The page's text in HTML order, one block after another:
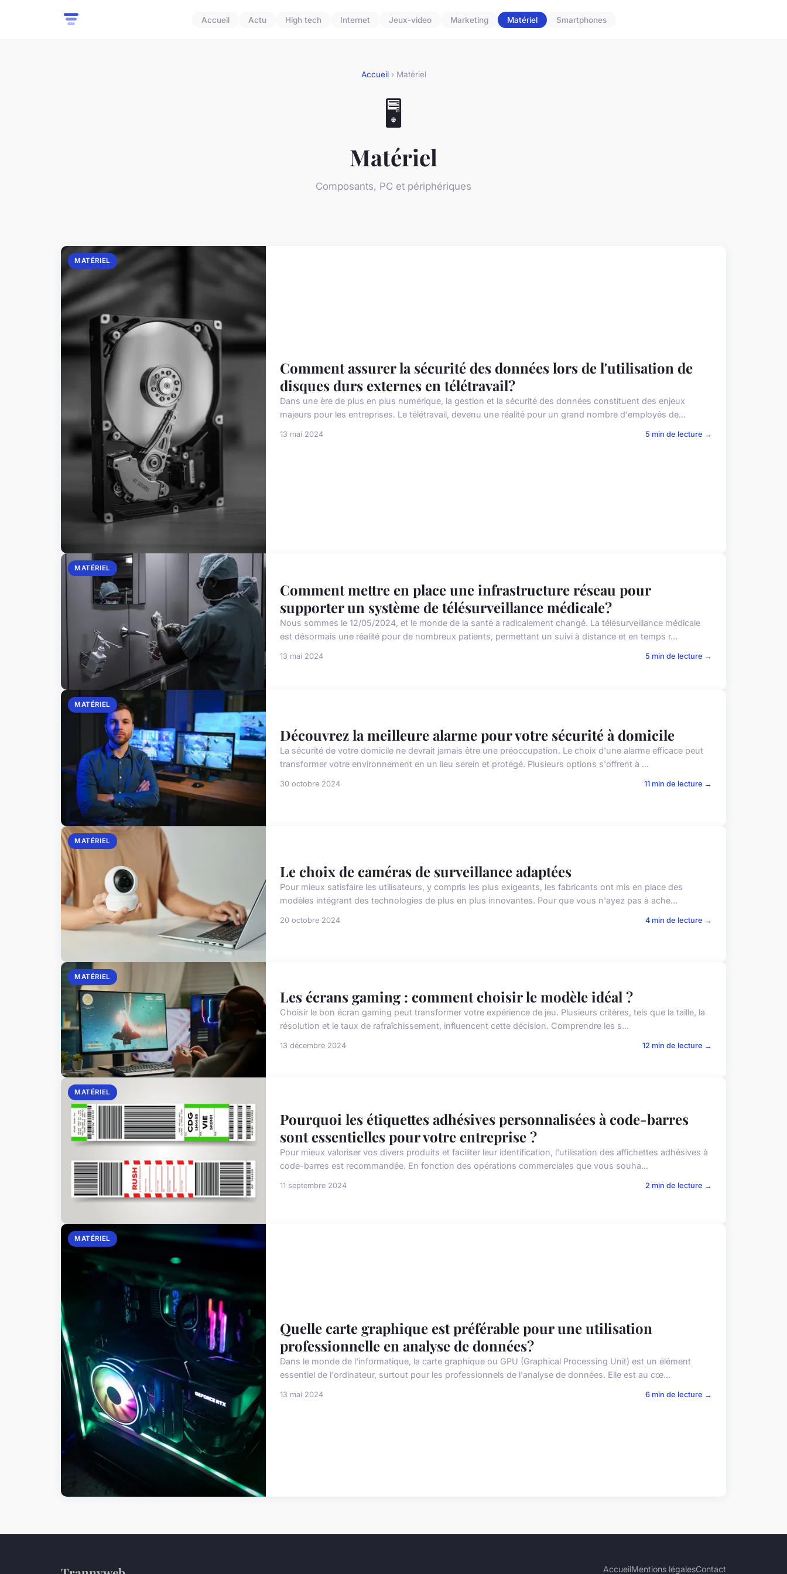
Accueil Actu High tech Internet Jeux-video Marketing Matériel Smartphones
Accueil› Matériel
🖥️
Matériel
Composants, PC et périphériques
MATÉRIEL
Comment assurer la sécurité des données lors de l'utilisation de
disques durs externes en télétravail?
Dans une ère de plus en plus numérique, la gestion et la sécurité des données constituent des enjeux
majeurs pour les entreprises. Le télétravail, devenu une réalité pour un grand nombre d'employés de...
13 mai 2024 5 min de lecture →
MATÉRIEL
Comment mettre en place une infrastructure réseau pour
supporter un système de télésurveillance médicale?
Nous sommes le 12/05/2024, et le monde de la santé a radicalement changé. La télésurveillance médicale
est désormais une réalité pour de nombreux patients, permettant un suivi à distance et en temps r...
13 mai 2024 5 min de lecture →
MATÉRIEL
Découvrez la meilleure alarme pour votre sécurité à domicile
La sécurité de votre domicile ne devrait jamais être une préoccupation. Le choix d'une alarme efficace peut
transformer votre environnement en un lieu serein et protégé. Plusieurs options s'offrent à ...
30 octobre 2024 11 min de lecture →
MATÉRIEL
Le choix de caméras de surveillance adaptées
Pour mieux satisfaire les utilisateurs, y compris les plus exigeants, les fabricants ont mis en place des
modèles intégrant des technologies de plus en plus innovantes. Pour que vous n'ayez pas à ache...
20 octobre 2024 4 min de lecture →
MATÉRIEL
Les écrans gaming : comment choisir le modèle idéal ?
Choisir le bon écran gaming peut transformer votre expérience de jeu. Plusieurs critères, tels que la taille, la
résolution et le taux de rafraîchissement, influencent cette décision. Comprendre les s...
13 décembre 2024 12 min de lecture →
MATÉRIEL
Pourquoi les étiquettes adhésives personnalisées à code-barres
sont essentielles pour votre entreprise ?
Pour mieux valoriser vos divers produits et faciliter leur identification, l'utilisation des affichettes adhésives à
code-barres est recommandée. En fonction des opérations commerciales que vous souha...
11 septembre 2024 2 min de lecture →
MATÉRIEL
Quelle carte graphique est préférable pour une utilisation
professionnelle en analyse de données?
Dans le monde de l'informatique, la carte graphique ou GPU (Graphical Processing Unit) est un élément
essentiel de l'ordinateur, surtout pour les professionnels de l'analyse de données. Elle est au cœ...
13 mai 2024 6 min de lecture →
AccueilMentions légalesContact